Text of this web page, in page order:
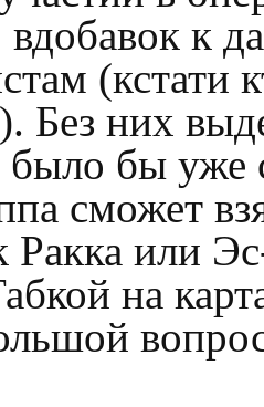
вдобавок к
(кстати
Без них
было бы уже
сможет
Ракка или
на